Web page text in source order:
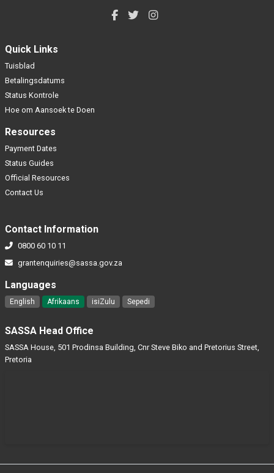
Quick Links
Tuisblad
Betalingsdatums
Status Kontrole
Hoe om Aansoek te Doen
Resources
Payment Dates
Status Guides
Official Resources
Contact Us
Contact Information
0800 60 10 11
grantenquiries@sassa.gov.za
Languages
English Afrikaans isiZulu Sepedi
SASSA Head Office
SASSA House, 501 Prodinsa Building, Cnr Steve Biko and Pretorius Street,
Pretoria